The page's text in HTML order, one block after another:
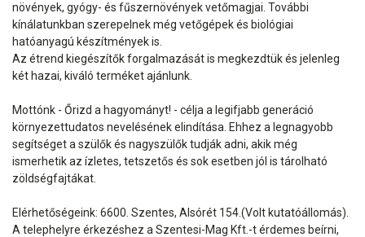
növények, gyógy- és fűszernövények vetőmagjai. További
kínálatunkban szerepelnek még vetőgépek és biológiai
hatóanyagú készítmények is.
Az étrend kiegészítők forgalmazását is megkezdtük és jelenleg
két hazai, kiváló terméket ajánlunk.
Mottónk - Őrizd a hagyományt! - célja a legifjabb generáció
környezettudatos nevelésének elindítása. Ehhez a legnagyobb
segítséget a szülők és nagyszülők tudják adni, akik még
ismerhetik az ízletes, tetszetős és sok esetben jól is tárolható
zöldségfajtákat.
Elérhetőségeink: 6600. Szentes, Alsórét 154.(Volt kutatóállomás).
A telephelyre érkezéshez a Szentesi-Mag Kft.-t érdemes beírni,